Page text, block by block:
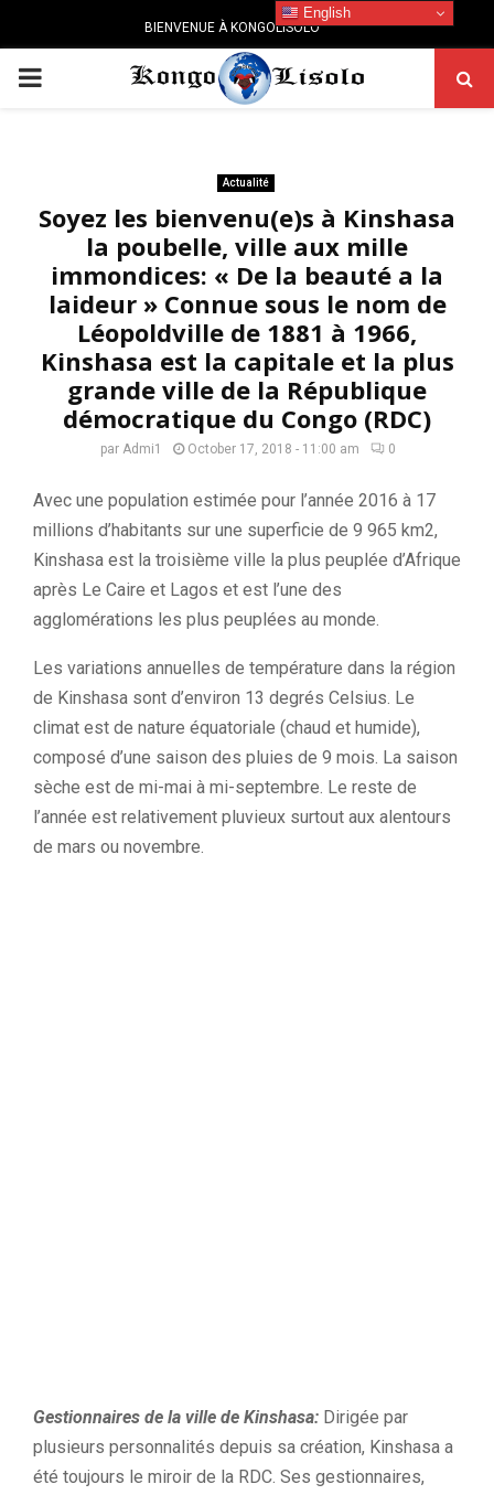
BIENVENUE À KONGOLISOLO
PRIMARY
Actualité
Soyez les bienvenu(e)s à Kinshasa
la poubelle, ville aux mille
immondices: « De la beauté a la
laideur » Connue sous le nom de
Léopoldville de 1881 à 1966,
Kinshasa est la capitale et la plus
grande ville de la République
démocratique du Congo (RDC)
par Admi1 October 17, 2018 - 11:00 am 0
Avec une population estimée pour l’année 2016 à 17
millions d’habitants sur une superficie de 9 965 km2,
Kinshasa est la troisième ville la plus peuplée d’Afrique
après Le Caire et Lagos et est l’une des
agglomérations les plus peuplées au monde.
Les variations annuelles de température dans la région
de Kinshasa sont d’environ 13 degrés Celsius. Le
climat est de nature équatoriale (chaud et humide),
composé d’une saison des pluies de 9 mois. La saison
sèche est de mi-mai à mi-septembre. Le reste de
l’année est relativement pluvieux surtout aux alentours
de mars ou novembre.
Gestionnaires de la ville de Kinshasa: Dirigée par
plusieurs personnalités depuis sa création, Kinshasa a
été toujours le miroir de la RDC. Ses gestionnaires,
English